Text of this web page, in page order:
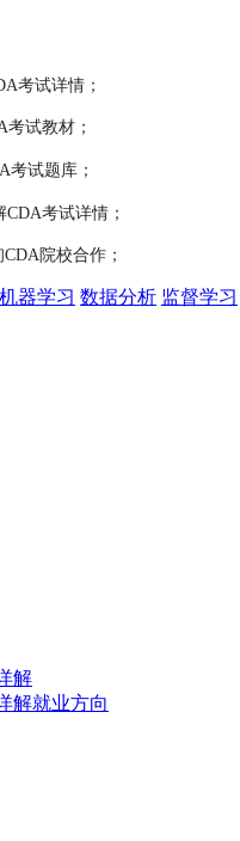
考试详情；
考试教材；
考试题库；
CDA考试详情；
院校合作；
机器学习 数据分析 监督学习
解
解就业方向